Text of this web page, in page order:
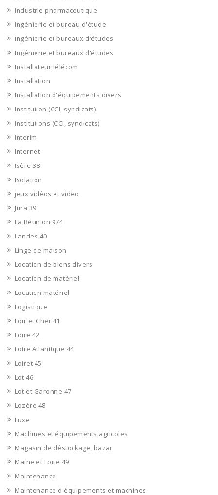
Industrie pharmaceutique
Ingénierie et bureau d'étude
Ingénierie et bureaux d'études
Ingénierie et bureaux d'études
Installateur télécom
Installation
Installation d'équipements divers
Institution (CCI, syndicats)
Institutions (CCI, syndicats)
Interim
Internet
Isère 38
Isolation
jeux vidéos et vidéo
Jura 39
La Réunion 974
Landes 40
Linge de maison
Location de biens divers
Location de matériel
Location matériel
Logistique
Loir et Cher 41
Loire 42
Loire Atlantique 44
Loiret 45
Lot 46
Lot et Garonne 47
Lozère 48
Luxe
Machines et équipements agricoles
Magasin de déstockage, bazar
Maine et Loire 49
Maintenance
Maintenance d'équipements et machines